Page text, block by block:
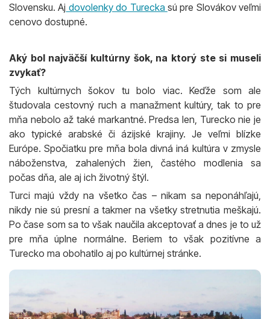
Slovensku. Aj dovolenky do Turecka sú pre Slovákov veľmi
cenovo dostupné.
Aký bol najväčší kultúrny šok, na ktorý ste si museli
zvykať?
Tých kultúrnych šokov tu bolo viac. Keďže som ale
študovala cestovný ruch a manažment kultúry, tak to pre
mňa nebolo až také markantné. Predsa len, Turecko nie je
ako typické arabské či ázijské krajiny. Je veľmi blízke
Európe. Spočiatku pre mňa bola divná iná kultúra v zmysle
náboženstva, zahalených žien, častého modlenia sa
počas dňa, ale aj ich životný štýl.
Turci majú vždy na všetko čas – nikam sa neponáhľajú,
nikdy nie sú presní a takmer na všetky stretnutia meškajú.
Po čase som sa to však naučila akceptovať a dnes je to už
pre mňa úplne normálne. Beriem to však pozitívne a
Turecko ma obohatilo aj po kultúrnej stránke.